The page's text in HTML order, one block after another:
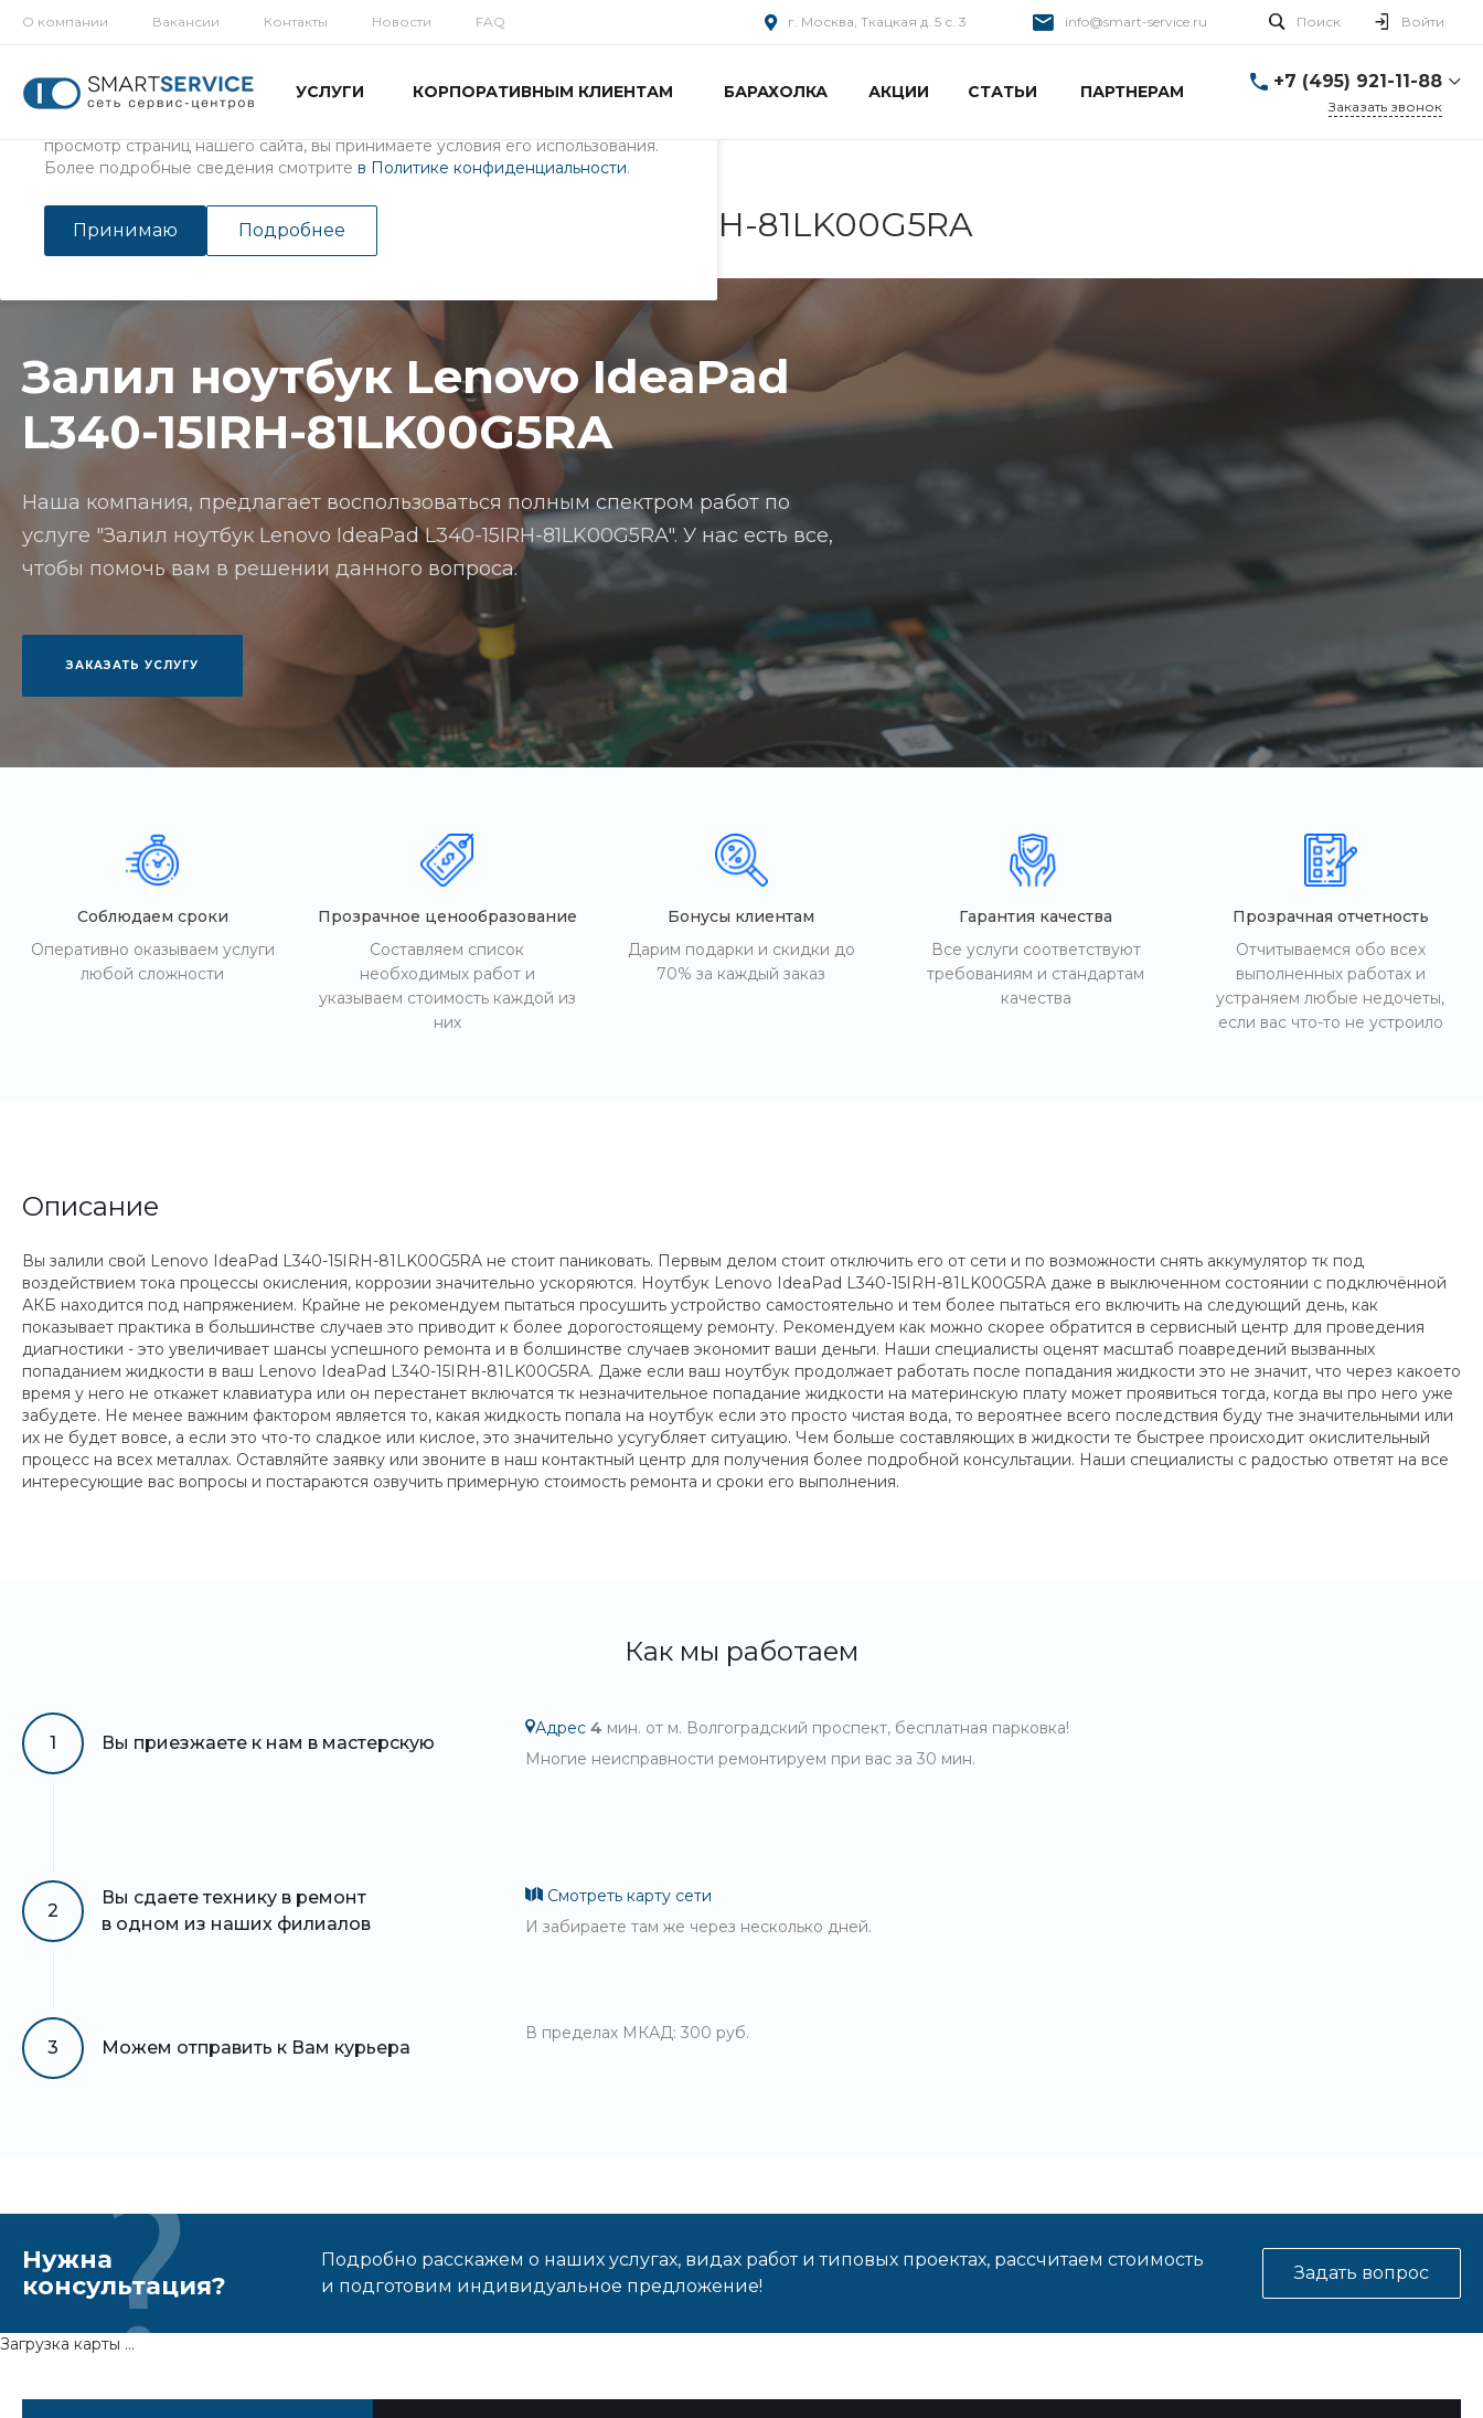
Мы используем файлы cookie, разработанные нашими специалистами и
просмотр страниц нашего сайта, вы принимаете условия его использования.
Более подробные сведения смотрите в Политике конфиденциальности.
Принимаю Подробнее
О компании Вакансии Контакты Новости FAQ г. Москва, Ткацкая д. 5 с. 3 info@smart-service.ru Поиск Войти
УСЛУГИ КОРПОРАТИВНЫМ КЛИЕНТАМ БАРАХОЛКА АКЦИИ СТАТЬИ ПАРТНЕРАМ
+7 (495) 921-11-88
Заказать звонок
Залил ноутбук Lenovo IdeaPad L340-15IRH-81LK00G5RA
Залил ноутбук Lenovo IdeaPad
L340-15IRH-81LK00G5RA
Наша компания, предлагает воспользоваться полным спектром работ по
услуге "Залил ноутбук Lenovo IdeaPad L340-15IRH-81LK00G5RA". У нас есть все,
чтобы помочь вам в решении данного вопроса.
ЗАКАЗАТЬ УСЛУГУ
Соблюдаем сроки
Оперативно оказываем услуги
любой сложности
Прозрачное ценообразование
Составляем список
необходимых работ и
указываем стоимость каждой из
них
Бонусы клиентам
Дарим подарки и скидки до
70% за каждый заказ
Гарантия качества
Все услуги соответствуют
требованиям и стандартам
качества
Прозрачная отчетность
Отчитываемся обо всех
выполненных работах и
устраняем любые недочеты,
если вас что-то не устроило
Описание
Вы залили свой Lenovo IdeaPad L340-15IRH-81LK00G5RA не стоит паниковать. Первым делом стоит отключить его от сети и по возможности снять аккумулятор тк под
воздействием тока процессы окисления, коррозии значительно ускоряются. Ноутбук Lenovo IdeaPad L340-15IRH-81LK00G5RA даже в выключенном состоянии с подключённой
АКБ находится под напряжением. Крайне не рекомендуем пытаться просушить устройство самостоятельно и тем более пытаться его включить на следующий день, как
показывает практика в большинстве случаев это приводит к более дорогостоящему ремонту. Рекомендуем как можно скорее обратится в сервисный центр для проведения
диагностики - это увеличивает шансы успешного ремонта и в болшинстве случаев экономит ваши деньги. Наши специалисты оценят масштаб поавредений вызванных
попаданием жидкости в ваш Lenovo IdeaPad L340-15IRH-81LK00G5RA. Даже если ваш ноутбук продолжает работать после попадания жидкости это не значит, что через какоето
время у него не откажет клавиатура или он перестанет включатся тк незначительное попадание жидкости на материнскую плату может проявиться тогда, когда вы про него уже
забудете. Не менее важним фактором является то, какая жидкость попала на ноутбук если это просто чистая вода, то вероятнее всего последствия буду тне значительными или
их не будет вовсе, а если это что-то сладкое или кислое, это значительно усугубляет ситуацию. Чем больше составляющих в жидкости те быстрее происходит окислительный
процесс на всех металлах. Оставляйте заявку или звоните в наш контактный центр для получения более подробной консультации. Наши специалисты с радостью ответят на все
интересующие вас вопросы и постараются озвучить примерную стоимость ремонта и сроки его выполнения.
Как мы работаем
1 Вы приезжаете к нам в мастерскую
Адрес 4 мин. от м. Волгоградский проспект, бесплатная парковка!
Многие неисправности ремонтируем при вас за 30 мин.
2
Вы сдаете технику в ремонт
в одном из наших филиалов
Смотреть карту сети
И забираете там же через несколько дней.
3 Можем отправить к Вам курьера
В пределах МКАД: 300 руб.
Нужна
консультация?
Подробно расскажем о наших услугах, видах работ и типовых проектах, рассчитаем стоимость
и подготовим индивидуальное предложение!
Задать вопрос
Загрузка карты ...